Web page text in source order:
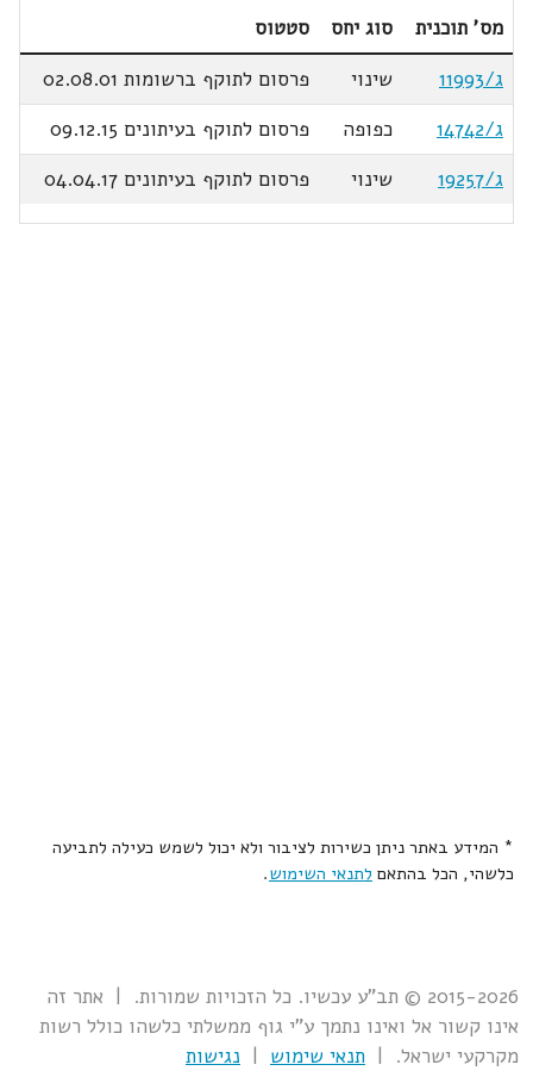
מס' תוכנית סוג יחס
סטטוס
ג/11993
שינוי
פרסום לתוקף ברשומות 02.08.01
ג/14742
כפופה
פרסום לתוקף בעיתונים 09.12.15
ג/19257
שינוי פרסום לתוקף בעיתונים 04.04.17
* המידע באתר ניתן כשירות לציבור ולא יכול לשמש כעילה לתביעה
כלשהי, הכל בהתאם לתנאי השימוש.
2015-2026 © תב"ע עכשיו. כל הזכויות שמורות. | אתר זה
אינו קשור אל ואינו נתמך ע"י גוף ממשלתי כלשהו כולל רשות
מקרקעי ישראל. | תנאי שימוש | נגישות